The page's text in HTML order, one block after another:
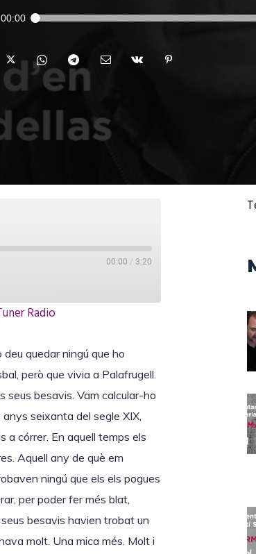
00:00
00:00 / 3:20
Radio
quedar ningú que ho
però que vivia a Palafrugell.
seus besavis. Vam calcular-ho
seixanta del segle XIX,
córrer. En aquell temps els
Aquell any de què em
ningú que els els pogues
per poder fer més blat,
besavis havien trobat un
molt. Una mica més. Molt i